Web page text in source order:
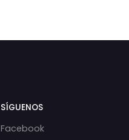
SÍGUENOS
Facebook